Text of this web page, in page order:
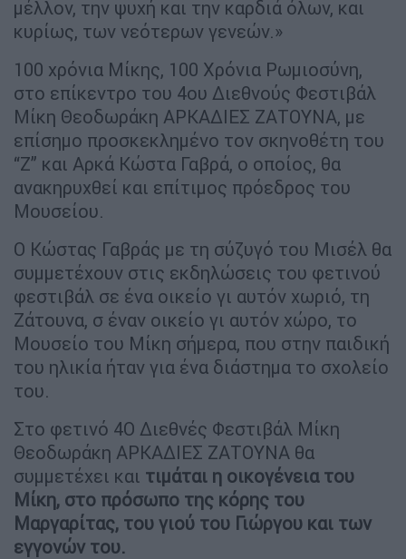
μέλλον, την ψυχή και την καρδιά όλων, και
κυρίως, των νεότερων γενεών.»
100 χρόνια Μίκης, 100 Χρόνια Ρωμιοσύνη,
στο επίκεντρο του 4ου Διεθνούς Φεστιβάλ
Μίκη Θεοδωράκη ΑΡΚΑΔΙΕΣ ΖΑΤΟΥΝΑ, με
επίσημο προσκεκλημένο τον σκηνοθέτη του
“Z” και Αρκά Κώστα Γαβρά, ο οποίος, θα
ανακηρυχθεί και επίτιμος πρόεδρος του
Μουσείου.
Ο Κώστας Γαβράς με τη σύζυγό του Μισέλ θα
συμμετέχουν στις εκδηλώσεις του φετινού
φεστιβάλ σε ένα οικείο γι αυτόν χωριό, τη
Ζάτουνα, σ έναν οικείο γι αυτόν χώρο, το
Μουσείο του Μίκη σήμερα, που στην παιδική
του ηλικία ήταν για ένα διάστημα το σχολείο
του.
Στο φετινό 4Ο Διεθνές Φεστιβάλ Μίκη
Θεοδωράκη ΑΡΚΑΔΙΕΣ ΖΑΤΟΥΝΑ θα
συμμετέχει και τιμάται η οικογένεια του
Μίκη, στο πρόσωπο της κόρης του
Μαργαρίτας, του γιού του Γιώργου και των
εγγονών του.